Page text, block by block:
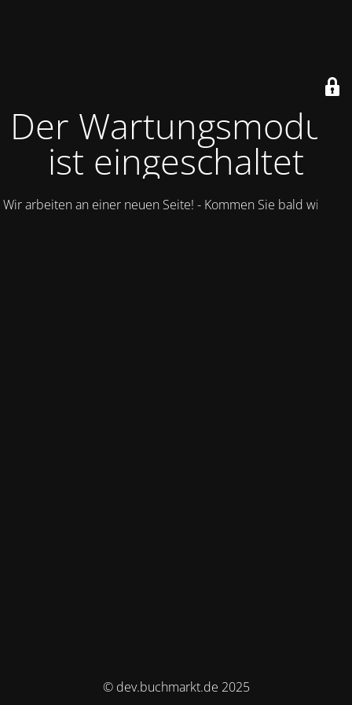
Der Wartungsmodus
ist eingeschaltet
Wir arbeiten an einer neuen Seite! - Kommen Sie bald wieder.
© dev.buchmarkt.de 2025